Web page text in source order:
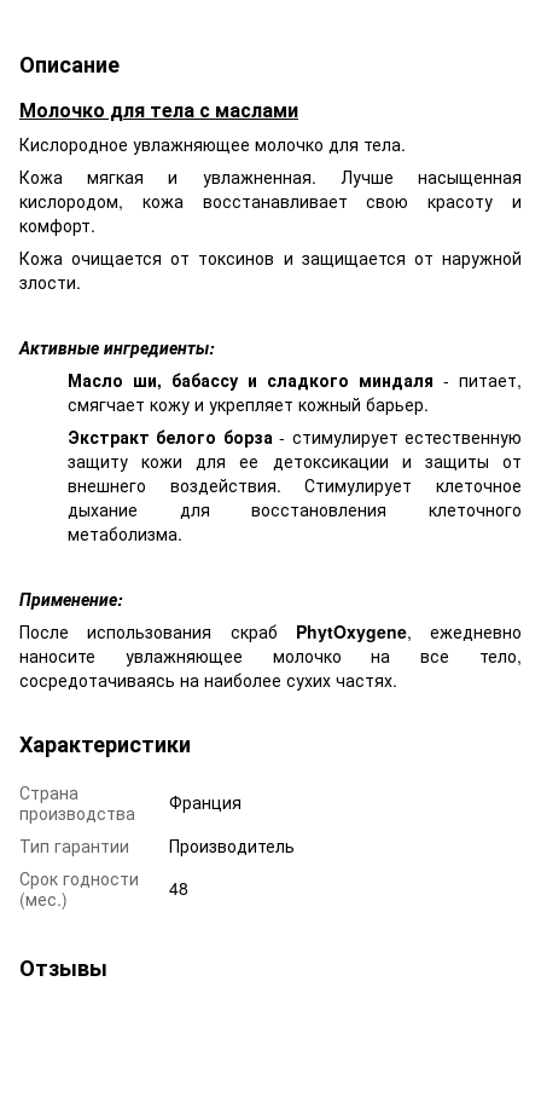
Описание
Молочко для тела с маслами
Кислородное увлажняющее молочко для тела.
Кожа мягкая и увлажненная. Лучше насыщенная
кислородом, кожа восстанавливает свою красоту и
комфорт.
Кожа очищается от токсинов и защищается от наружной
злости.
Активные ингредиенты:
Масло ши, бабассу и сладкого миндаля - питает,
смягчает кожу и укрепляет кожный барьер.
Экстракт белого борза - стимулирует естественную
защиту кожи для ее детоксикации и защиты от
внешнего воздействия. Стимулирует клеточное
дыхание для восстановления клеточного
метаболизма.
Применение:
После использования скраб PhytOxygene, ежедневно
наносите увлажняющее молочко на все тело,
сосредотачиваясь на наиболее сухих частях.
Характеристики
Страна
производства
Франция
Тип гарантии
Производитель
Срок годности
(мес.)
48
Отзывы